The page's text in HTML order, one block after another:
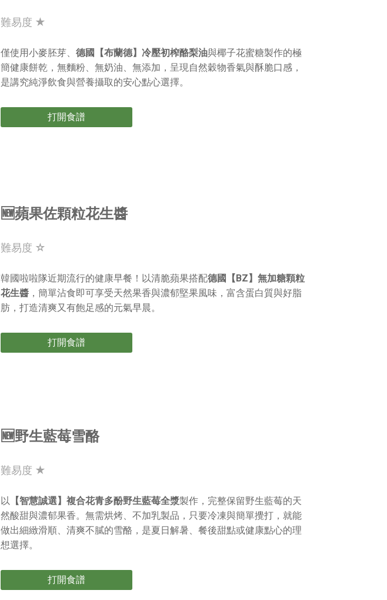
難易度 ★
僅使用小麥胚芽、 德國【布蘭德】冷壓初榨酪梨油與椰子花蜜糖製作的極
簡健康餅乾，無麵粉、無奶油、無添加，呈現自然穀物香氣與酥脆口感，
是講究純淨飲食與營養攝取的安心點心選擇。
打開食譜
🆕蘋果佐顆粒花生醬
難易度 ☆
韓國啦啦隊近期流行的健康早餐！以清脆蘋果搭配德國【BZ】無加糖顆粒
花生醬 ，簡單沾食即可享受天然果香與濃郁堅果風味，富含蛋白質與好脂
肪，打造清爽又有飽足感的元氣早晨。
打開食譜
🆕野生藍莓雪酪
難易度 ★
以 【智慧誠選】複合花青多酚野生藍莓全漿製作，完整保留野生藍莓的天
然酸甜與濃郁果香。無需烘烤、不加乳製品，只要冷凍與簡單攪打，就能
做出細緻滑順、清爽不膩的雪酪，是夏日解暑、餐後甜點或健康點心的理
想選擇。
打開食譜